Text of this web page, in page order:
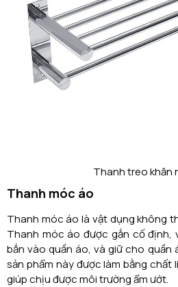
Thanh treo khăn
Thanh móc áo
Thanh móc áo là vật dụng không
Thanh móc áo được gắn cố định,
bắn vào quần áo, và giữ cho quần
sản phẩm này được làm bằng chất
giúp chịu được môi trường ẩm ướt.